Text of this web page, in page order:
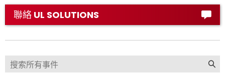
聯絡 UL SOLUTIONS